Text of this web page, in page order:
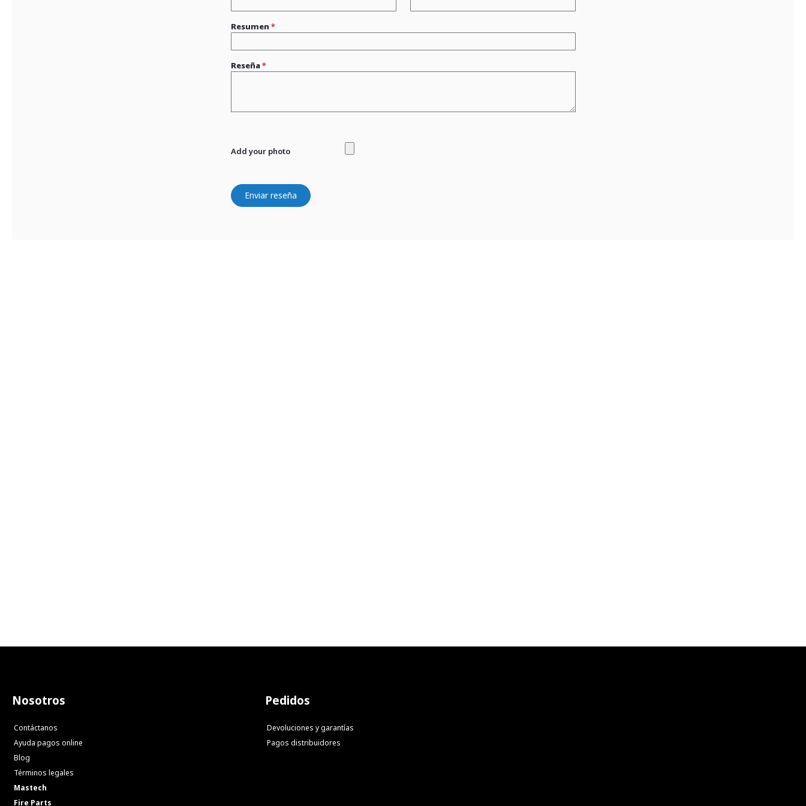
Resumen
Reseña
Add your photo
Enviar reseña
Nosotros
Contáctanos
Ayuda pagos online
Blog
Términos legales
Mastech
Fire Parts
Pedidos
Devoluciones y garantías
Pagos distribuidores